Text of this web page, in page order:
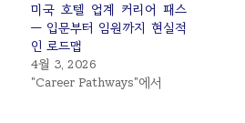
미국 호텔 업계 커리어 패스
— 입문부터 임원까지 현실적
인 로드맵
4월 3, 2026
"Career Pathways"에서